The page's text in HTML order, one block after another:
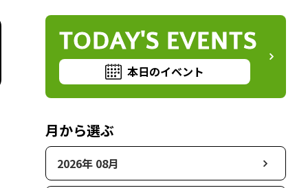
TODAY'S EVENTS
本日のイベント
月から選ぶ
2026年 08月